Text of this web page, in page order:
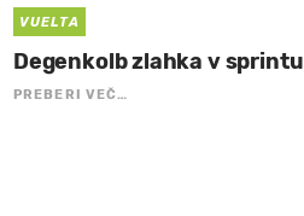
VUELTA
Degenkolb zlahka v sprintu
PREBERI VEČ…